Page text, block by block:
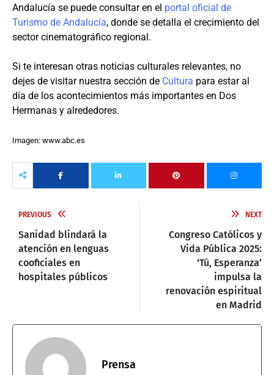
Andalucía se puede consultar en el portal oficial de
Turismo de Andalucía, donde se detalla el crecimiento del
sector cinematográfico regional.
Si te interesan otras noticias culturales relevantes, no
dejes de visitar nuestra sección de Cultura para estar al
día de los acontecimientos más importantes en Dos
Hermanas y alrededores.
Imagen: www.abc.es
PREVIOUS
Sanidad blindará la
atención en lenguas
cooficiales en
hospitales públicos
NEXT
Congreso Católicos y
Vida Pública 2025:
‘Tú, Esperanza’
impulsa la
renovación espiritual
en Madrid
Prensa